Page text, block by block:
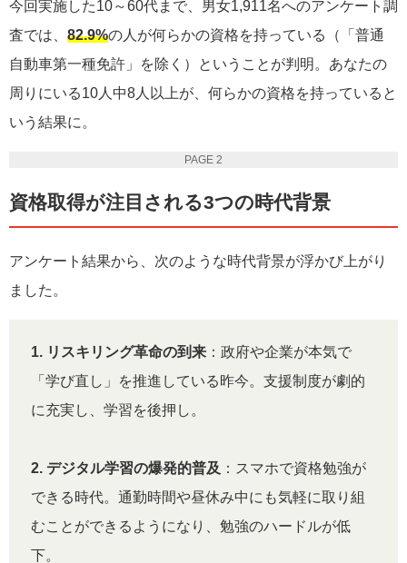
今回実施した10～60代まで、男女1,911名へのアンケート調
査では、 82.9%の人が何らかの資格を持っている（「普通
自動車第一種免許」を除く）ということが判明。あなたの
周りにいる10人中8人以上が、何らかの資格を持っていると
いう結果に。
PAGE 2
資格取得が注目される3つの時代背景
アンケート結果から、次のような時代背景が浮かび上がり
ました。
1. リスキリング革命の到来 ：政府や企業が本気で
「学び直し」を推進している昨今。支援制度が劇的
に充実し、学習を後押し。
2. デジタル学習の爆発的普及 ：スマホで資格勉強が
できる時代。通勤時間や昼休み中にも気軽に取り組
むことができるようになり、勉強のハードルが低
下。